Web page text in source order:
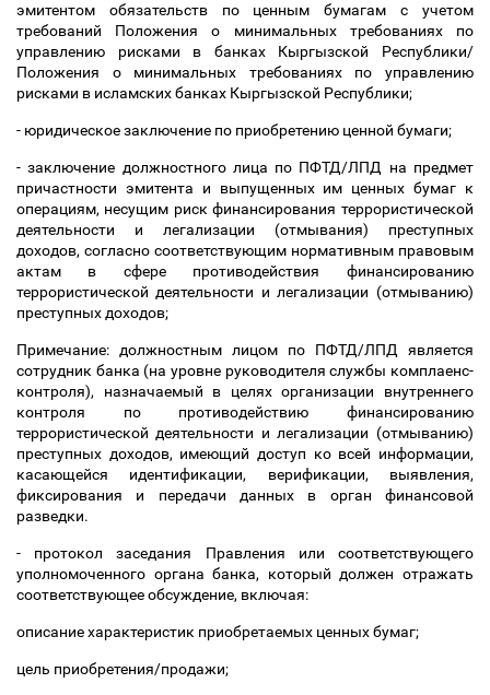
эмитентом обязательств по ценным бумагам с учетом
требований Положения о минимальных требованиях по
управлению рисками в банках Кыргызской Республики/
Положения о минимальных требованиях по управлению
рисками в исламских банках Кыргызской Республики;
- юридическое заключение по приобретению ценной бумаги;
- заключение должностного лица по ПФТД/ЛПД на предмет
причастности эмитента и выпущенных им ценных бумаг к
операциям, несущим риск финансирования террористической
деятельности и легализации (отмывания) преступных
доходов, согласно соответствующим нормативным правовым
актам в сфере противодействия финансированию
террористической деятельности и легализации (отмыванию)
преступных доходов;
Примечание: должностным лицом по ПФТД/ЛПД является
сотрудник банка (на уровне руководителя службы комплаенс-
контроля), назначаемый в целях организации внутреннего
контроля по противодействию финансированию
террористической деятельности и легализации (отмыванию)
преступных доходов, имеющий доступ ко всей информации,
касающейся идентификации, верификации, выявления,
фиксирования и передачи данных в орган финансовой
разведки.
- протокол заседания Правления или соответствующего
уполномоченного органа банка, который должен отражать
соответствующее обсуждение, включая:
описание характеристик приобретаемых ценных бумаг;
цель приобретения/продажи;